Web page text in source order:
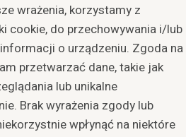
wrażenia, korzystamy z
cookie, do przechowywania i/lub
o urządzeniu. Zgoda na
przetwarzać dane, takie jak
lub unikalne
Brak wyrażenia zgody lub
wpłynąć na niektóre